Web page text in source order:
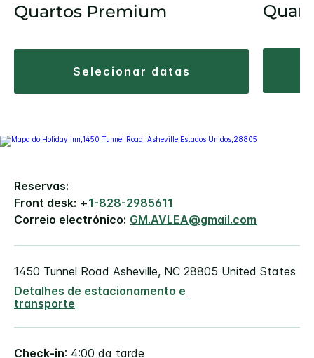
Quartos Premium
selecionar datas
Reservas:
Front desk: +1-828-2985611
Correio electrónico: GM.AVLEA@gmail.com
1450 Tunnel Road Asheville, NC 28805 United States
Detalhes de estacionamento e
transporte
Check-in: 4:00 da tarde